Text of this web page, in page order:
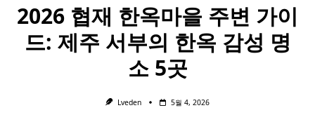
2026 협재 한옥마을 주변 가이
드: 제주 서부의 한옥 감성 명
소 5곳
Lveden 5월 4, 2026